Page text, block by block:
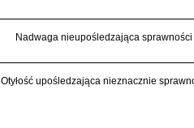
Nadwaga nieupośledzająca sprawności
Otyłość upośledzająca nieznacznie